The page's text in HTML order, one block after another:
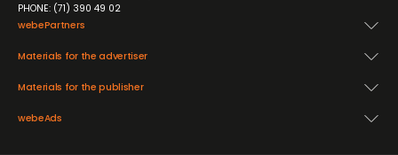
webePartners
Materials for the advertiser
Materials for the publisher
webeAds
PHONE: (71) 390 49 02